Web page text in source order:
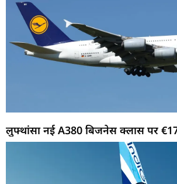
लुफ्थांसा नई A380 बिजनेस क्लास पर